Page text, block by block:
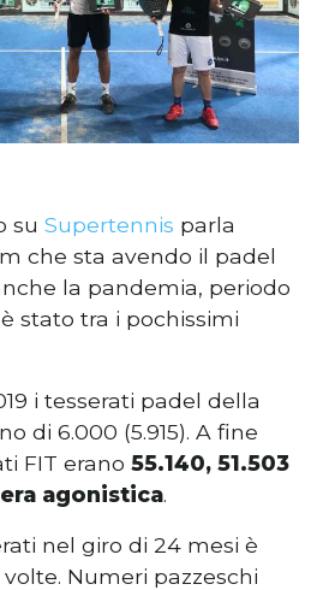
su Supertennis parla
che sta avendo il padel
la pandemia, periodo
stato tra i pochissimi
i tesserati padel della
di 6.000 (5.915). A fine
FIT erano 55.140, 51.503
agonistica.
nel giro di 24 mesi è
Numeri pazzeschi